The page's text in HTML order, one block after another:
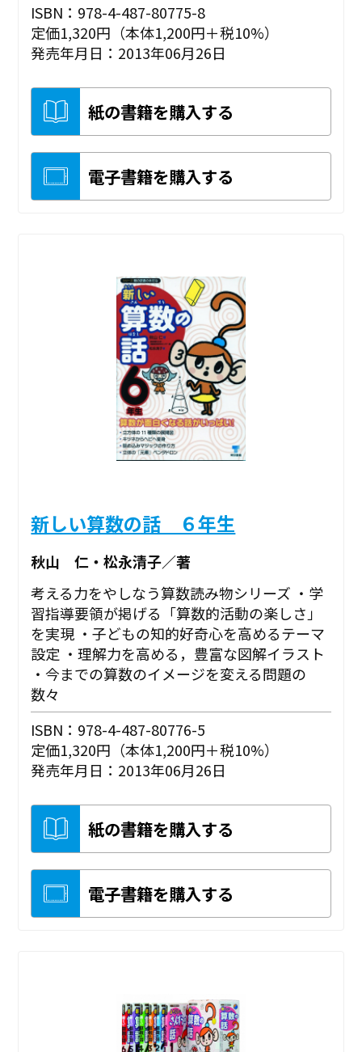
ISBN：978-4-487-80775-8
定価1,320円（本体1,200円＋税10%）
発売年月日：2013年06月26日
紙の書籍を購入する
電子書籍を購入する
新しい算数の話 ６年生
秋山 仁・松永清子／著
考える力をやしなう算数読み物シリーズ ・学
習指導要領が掲げる「算数的活動の楽しさ」
を実現 ・子どもの知的好奇心を高めるテーマ
設定 ・理解力を高める，豊富な図解イラスト
・今までの算数のイメージを変える問題の
数々
ISBN：978-4-487-80776-5
定価1,320円（本体1,200円＋税10%）
発売年月日：2013年06月26日
紙の書籍を購入する
電子書籍を購入する